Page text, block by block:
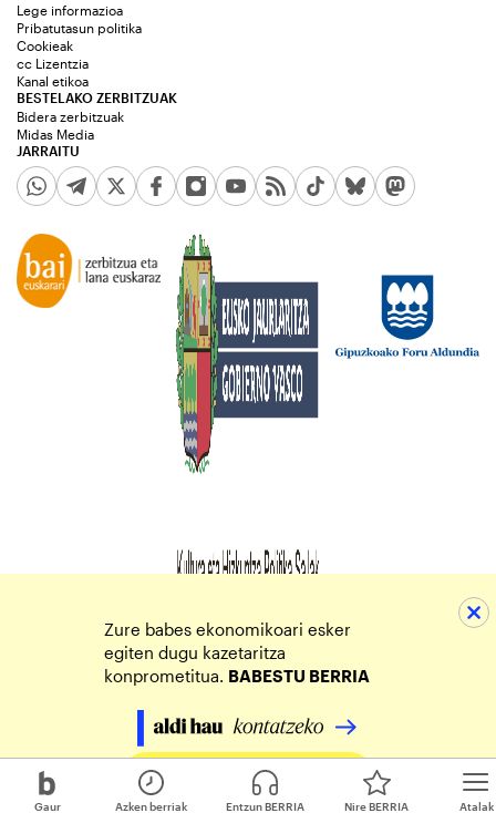
Gaur Atalak
Azken berriak Entzun BERRIA Nire BERRIA
JARRAITU
Lege informazioa
Pribatutasun politika
Cookieak
cc Lizentzia
Kanal etikoa
BESTELAKO ZERBITZUAK
Bidera zerbitzuak
Midas Media
Zure babes ekonomikoari esker
egiten dugu kazetaritza
konprometitua. BABESTU BERRIA
Egin zure ekarpena